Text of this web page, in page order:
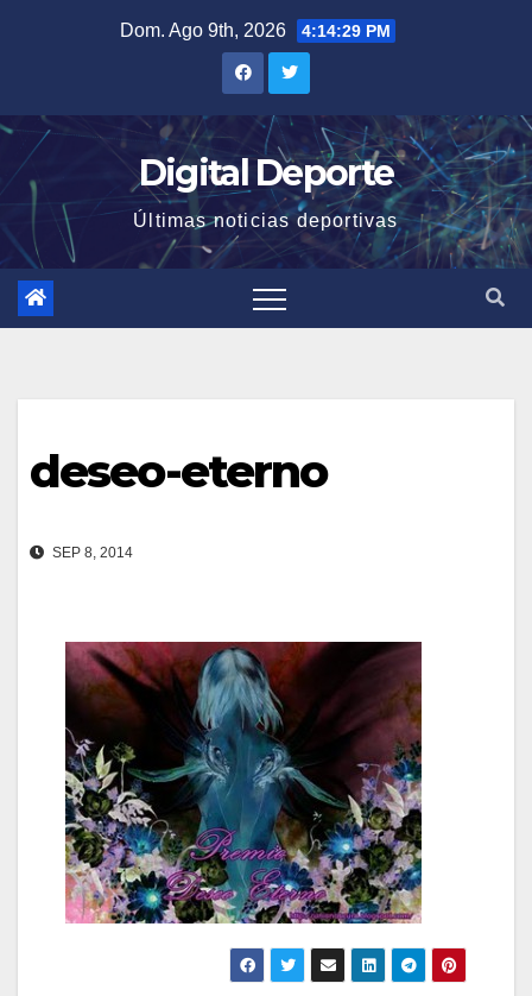
Dom. Ago 9th, 2026 4:14:29 PM
Digital Deporte
Últimas noticias deportivas
deseo-eterno
SEP 8, 2014